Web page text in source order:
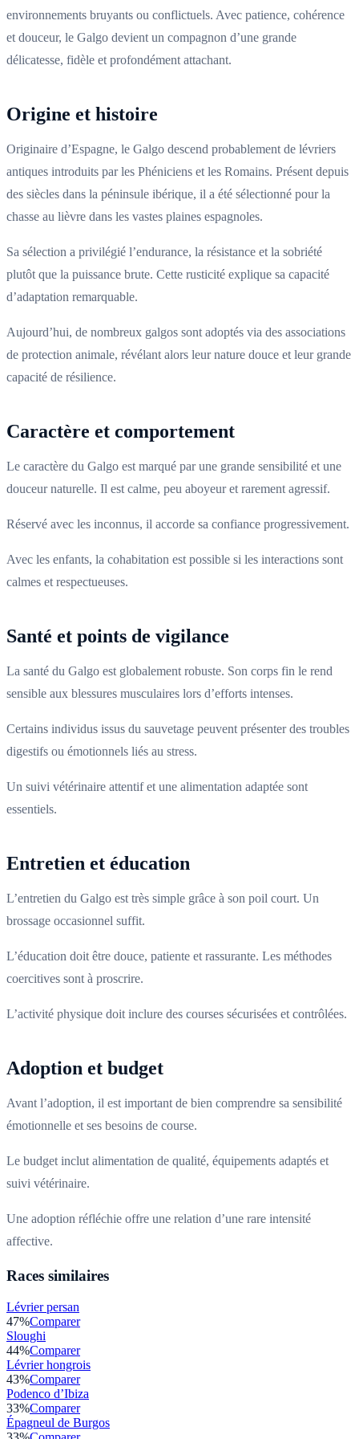
environnements bruyants ou conflictuels. Avec patience, cohérence
et douceur, le Galgo devient un compagnon d’une grande
délicatesse, fidèle et profondément attachant.
Origine et histoire
Originaire d’Espagne, le Galgo descend probablement de lévriers
antiques introduits par les Phéniciens et les Romains. Présent depuis
des siècles dans la péninsule ibérique, il a été sélectionné pour la
chasse au lièvre dans les vastes plaines espagnoles.
Sa sélection a privilégié l’endurance, la résistance et la sobriété
plutôt que la puissance brute. Cette rusticité explique sa capacité
d’adaptation remarquable.
Aujourd’hui, de nombreux galgos sont adoptés via des associations
de protection animale, révélant alors leur nature douce et leur grande
capacité de résilience.
Caractère et comportement
Le caractère du Galgo est marqué par une grande sensibilité et une
douceur naturelle. Il est calme, peu aboyeur et rarement agressif.
Réservé avec les inconnus, il accorde sa confiance progressivement.
Avec les enfants, la cohabitation est possible si les interactions sont
calmes et respectueuses.
Santé et points de vigilance
La santé du Galgo est globalement robuste. Son corps fin le rend
sensible aux blessures musculaires lors d’efforts intenses.
Certains individus issus du sauvetage peuvent présenter des troubles
digestifs ou émotionnels liés au stress.
Un suivi vétérinaire attentif et une alimentation adaptée sont
essentiels.
Entretien et éducation
L’entretien du Galgo est très simple grâce à son poil court. Un
brossage occasionnel suffit.
L’éducation doit être douce, patiente et rassurante. Les méthodes
coercitives sont à proscrire.
L’activité physique doit inclure des courses sécurisées et contrôlées.
Adoption et budget
Avant l’adoption, il est important de bien comprendre sa sensibilité
émotionnelle et ses besoins de course.
Le budget inclut alimentation de qualité, équipements adaptés et
suivi vétérinaire.
Une adoption réfléchie offre une relation d’une rare intensité
affective.
Races similaires
Lévrier persan
47%Comparer
Sloughi
44%Comparer
Lévrier hongrois
43%Comparer
Podenco d’Ibiza
33%Comparer
Épagneul de Burgos